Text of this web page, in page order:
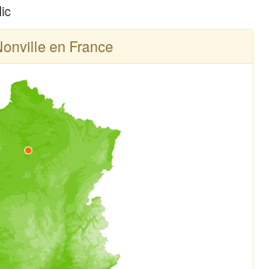
en France